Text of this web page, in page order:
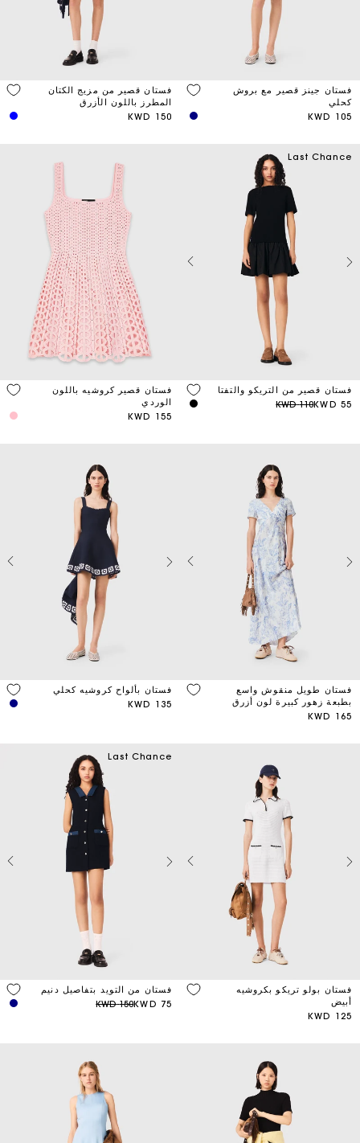
فستان جينز قصير مع بروش
كحلي
105 KWD
فستان قصير من مزيج الكتان
المطرز باللون الأزرق
150 KWD
Last Chance
فستان قصير من التريكو والتفتا
55 KWD
110 KWD
فستان قصير كروشيه باللون
الوردي
155 KWD
فستان طويل منقوش واسع
بطبعة زهور كبيرة لون أزرق
سماوي
165 KWD
فستان بألواح كروشيه كحلي
135 KWD
فستان بولو تريكو بكروشيه
أبيض
125 KWD
Last Chance
فستان من التويد بتفاصيل دنيم
75 KWD
150 KWD